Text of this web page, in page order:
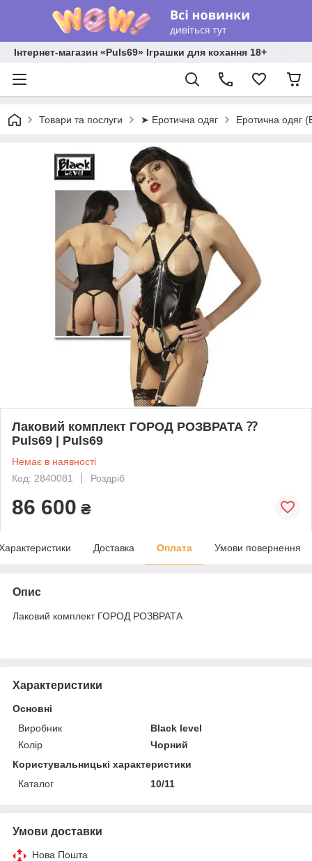
Інтернет-магазин «Puls69» Іграшки для кохання 18+
Товари та послуги ➤ Еротична одяг Еротична одяг
Лаковий комплект ГОРОД РОЗВРАТА ⁇
Puls69 | Puls69
Немає в наявності
Код: 2840081
Роздріб
86 600 ₴
Доставка Оплата Умови повернення
Опис
Лаковий комплект ГОРОД РОЗВРАТА
Характеристики
Основні
Виробник
Black level
Колір
Чорний
Користувальницькі характеристики
Каталог
10/11
Умови доставки
Нова Пошта